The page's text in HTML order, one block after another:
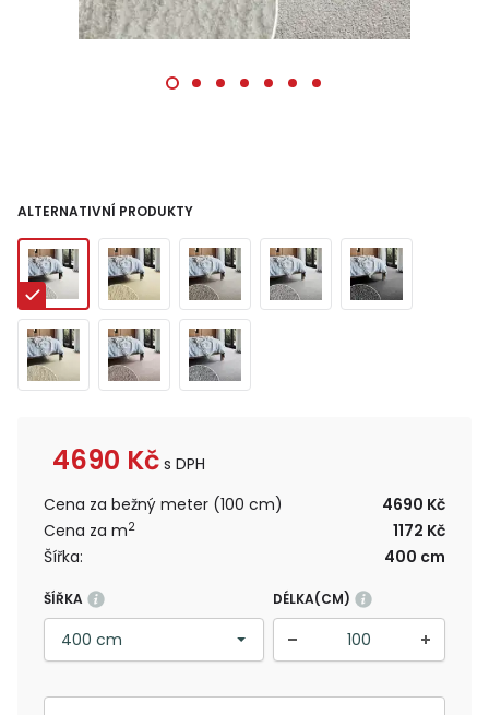
ALTERNATIVNÍ PRODUKTY
4690 Kč s DPH
Cena za bežný meter (100 cm)
4690 Kč
Cena za m2
1172 Kč
Šířka:
400 cm
ŠÍŘKA DÉLKA(CM)